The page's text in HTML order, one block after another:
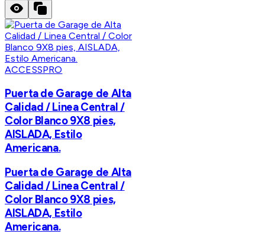
ACCESSPRO
Puerta de Garage de Alta
Calidad / Linea Central /
Color Blanco 9X8 pies,
AISLADA, Estilo
Americana.
Puerta de Garage de Alta
Calidad / Linea Central /
Color Blanco 9X8 pies,
AISLADA, Estilo
Americana.